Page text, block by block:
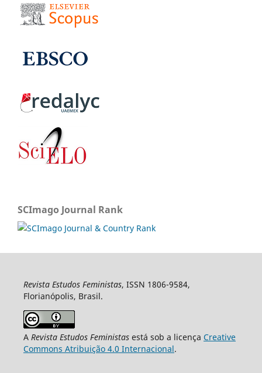
SCImago Journal Rank
Revista Estudos Feministas, ISSN 1806-9584,
Florianópolis, Brasil.
A Revista Estudos Feministasestá sob a licença Creative
Commons Atribuição 4.0 Internacional.